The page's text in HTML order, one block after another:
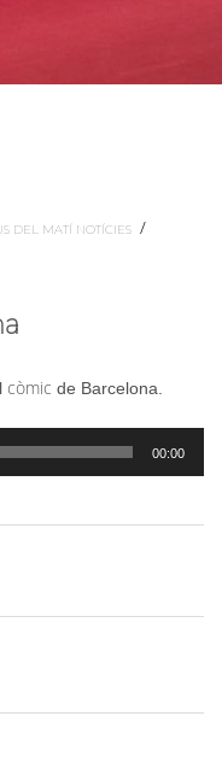
DEL MATÍ NOTÍCIES /
còmic de Barcelona.
00:00